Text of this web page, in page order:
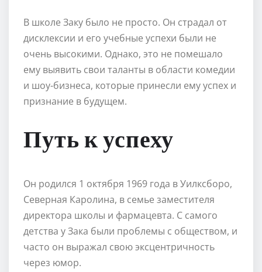
В школе Заку было не просто. Он страдал от
дисклексии и его учебные успехи были не
очень высокими. Однако, это не помешало
ему выявить свои таланты в области комедии
и шоу-бизнеса, которые принесли ему успех и
признание в будущем.
Путь к успеху
Он родился 1 октября 1969 года в Уилксборо,
Северная Каролина, в семье заместителя
директора школы и фармацевта. С самого
детства у Зака были проблемы с обществом, и
часто он выражал свою эксцентричность
через юмор.